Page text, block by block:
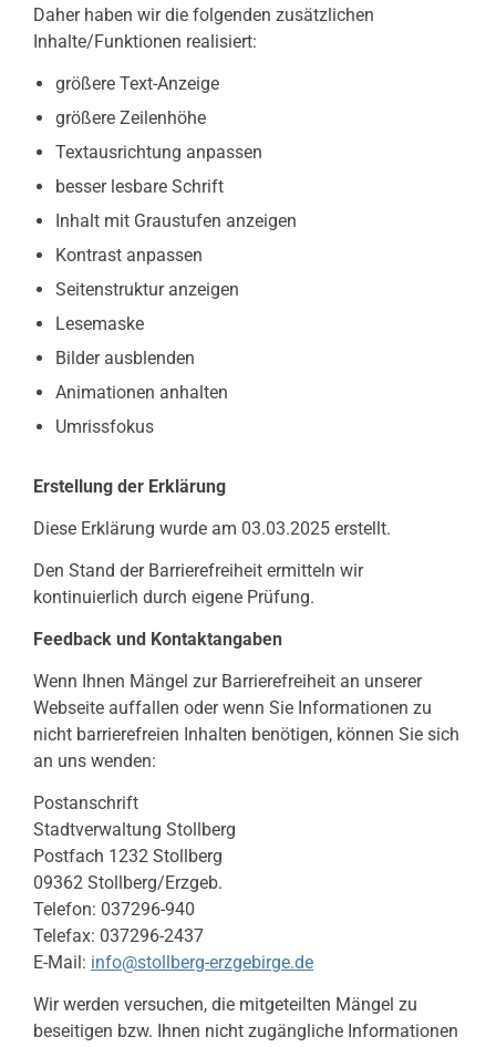
Daher haben wir die folgenden zusätzlichen
Inhalte/Funktionen realisiert:
größere Text-Anzeige
größere Zeilenhöhe
Textausrichtung anpassen
besser lesbare Schrift
Inhalt mit Graustufen anzeigen
Kontrast anpassen
Seitenstruktur anzeigen
Lesemaske
Bilder ausblenden
Animationen anhalten
Umrissfokus
Erstellung der Erklärung
Diese Erklärung wurde am 03.03.2025 erstellt.
Den Stand der Barrierefreiheit ermitteln wir
kontinuierlich durch eigene Prüfung.
Feedback und Kontaktangaben
Wenn Ihnen Mängel zur Barrierefreiheit an unserer
Webseite auffallen oder wenn Sie Informationen zu
nicht barrierefreien Inhalten benötigen, können Sie sich
an uns wenden:
Postanschrift
Stadtverwaltung Stollberg
Postfach 1232 Stollberg
09362 Stollberg/Erzgeb.
Telefon: 037296-940
Telefax: 037296-2437
E-Mail: info@stollberg-erzgebirge.de
Wir werden versuchen, die mitgeteilten Mängel zu
beseitigen bzw. Ihnen nicht zugängliche Informationen